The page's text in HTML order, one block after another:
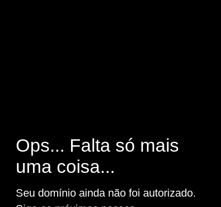
Ops... Falta só mais
uma coisa...
Seu domínio ainda não foi autorizado.